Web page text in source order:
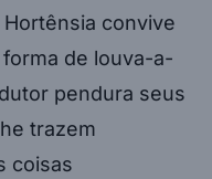
convive
de louva-a-
pendura seus
trazem
coisas